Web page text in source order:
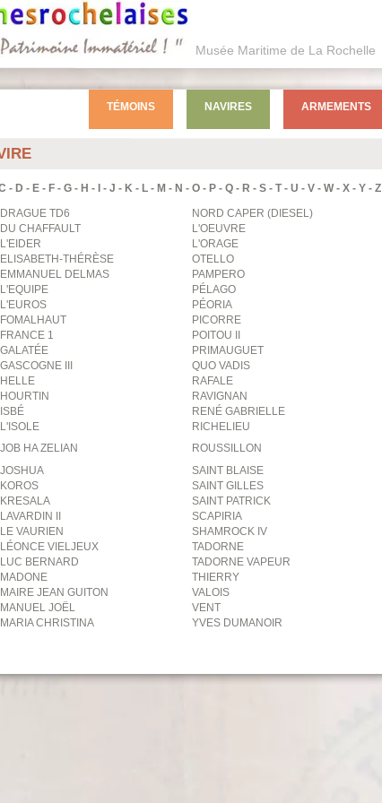
Musée Maritime de La Rochelle
- D - E- F- G- H - - J - K- L- M - N - O- P- Q- R - S- T- U - V- W- X- Y- Z
DRAGUE TD6
NORD CAPER (DIESEL)
DU CHAFFAULT
L'OEUVRE
L'EIDER
L'ORAGE
ELISABETH-THÉRÈSE
OTELLO
EMMANUEL DELMAS
PAMPERO
L'EQUIPE
PÉLAGO
L'EUROS
PÉORIA
FOMALHAUT
PICORRE
FRANCE 1
POITOU II
GALATÉE
PRIMAUGUET
GASCOGNE III
QUO VADIS
HELLE
RAFALE
HOURTIN
RAVIGNAN
ISBÉ
RENÉ GABRIELLE
L'ISOLE
RICHELIEU
JOB HA ZELIAN
ROUSSILLON
JOSHUA
SAINT BLAISE
KOROS
SAINT GILLES
KRESALA
SAINT PATRICK
LAVARDIN II
SCAPIRIA
LE VAURIEN
SHAMROCK IV
LÉONCE VIELJEUX
TADORNE
LUC BERNARD
TADORNE VAPEUR
MADONE
THIERRY
MAIRE JEAN GUITON
VALOIS
MANUEL JOËL
VENT
MARIA CHRISTINA YVES DUMANOIR
TÉMOINS NAVIRES ARMEMENTS